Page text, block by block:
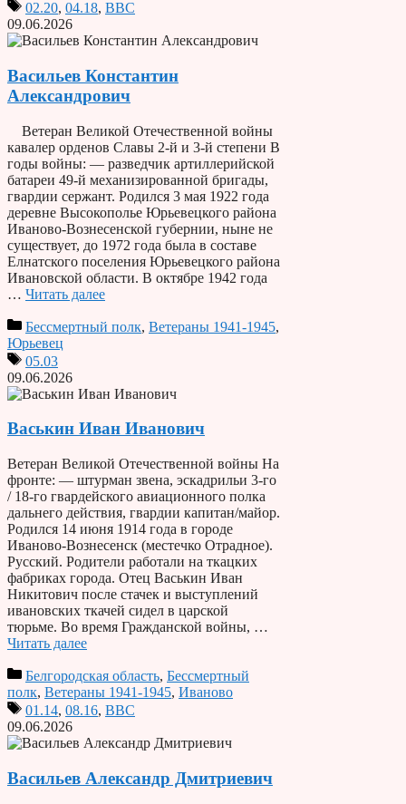
02.20, 04.18, ВВС
09.06.2026
Васильев Константин
Александрович
Ветеран Великой Отечественной войны
кавалер орденов Славы 2-й и 3-й степени В
годы войны: — разведчик артиллерийской
батареи 49-й механизированной бригады,
гвардии сержант. Родился 3 мая 1922 года
деревне Высокополье Юрьевецкого района
Иваново-Вознесенской губернии, ныне не
существует, до 1972 года была в составе
Елнатского поселения Юрьевецкого района
Ивановской области. В октябре 1942 года
… Читать далее
Бессмертный полк, Ветераны 1941-1945,
Юрьевец
05.03
09.06.2026
Васькин Иван Иванович
Ветеран Великой Отечественной войны На
фронте: — штурман звена, эскадрильи 3-го
/ 18-го гвардейского авиационного полка
дальнего действия, гвардии капитан/майор.
Родился 14 июня 1914 года в городе
Иваново-Вознесенск (местечко Отрадное).
Русский. Родители работали на ткацких
фабриках города. Отец Васькин Иван
Никитович после стачек и выступлений
ивановских ткачей сидел в царской
тюрьме. Во время Гражданской войны, …
Читать далее
Белгородская область, Бессмертный
полк, Ветераны 1941-1945, Иваново
01.14, 08.16, ВВС
09.06.2026
Васильев Александр Дмитриевич